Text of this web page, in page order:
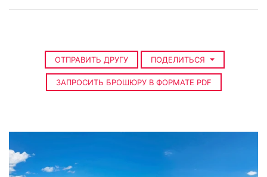
ОТПРАВИТЬ ДРУГУ ПОДЕЛИТЬСЯ
ЗАПРОСИТЬ БРОШЮРУ В ФОРМАТЕ PDF